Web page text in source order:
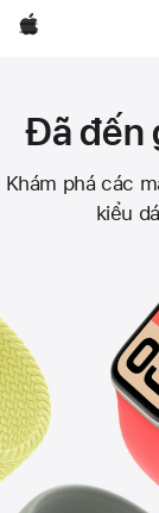
Apple
Dây
Apple
Watch
Đã đến
Khám phá các
kiểu